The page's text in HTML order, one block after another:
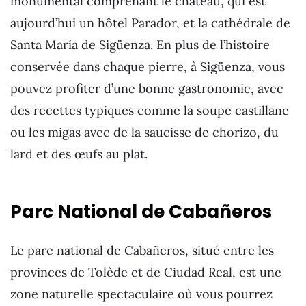
aujourd’hui un hôtel Parador, et la cathédrale de
Santa María de Sigüenza. En plus de l’histoire
conservée dans chaque pierre, à Sigüenza, vous
pouvez profiter d’une bonne gastronomie, avec
des recettes typiques comme la soupe castillane
ou les migas avec de la saucisse de chorizo, du
lard et des œufs au plat.
Parc National de Cabañeros
Le parc national de Cabañeros, situé entre les
provinces de Tolède et de Ciudad Real, est une
zone naturelle spectaculaire où vous pourrez